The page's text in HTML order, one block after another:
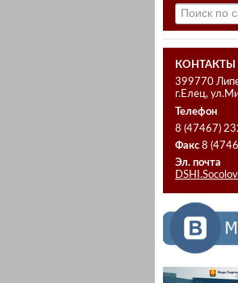
КОНТАКТЫ
399770
г.Елец,
Телефон
8 (47467)
Факс 8
Эл. почта